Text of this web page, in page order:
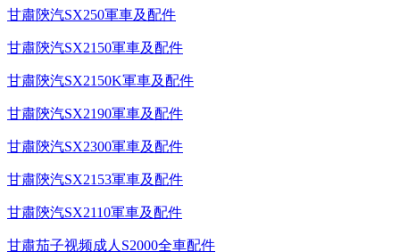
甘肅陝汽SX250軍車及配件
甘肅陝汽SX2150軍車及配件
甘肅陝汽SX2150K軍車及配件
甘肅陝汽SX2190軍車及配件
甘肅陝汽SX2300軍車及配件
甘肅陝汽SX2153軍車及配件
甘肅陝汽SX2110軍車及配件
甘肅茄子视频成人S2000全車配件